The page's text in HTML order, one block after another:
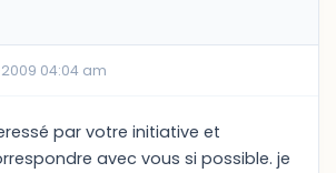
04:04 am
par votre initiative et
avec vous si possible. je